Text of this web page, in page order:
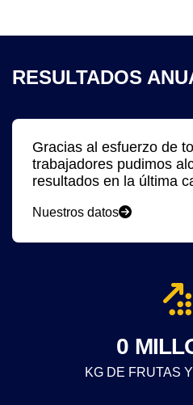
RESULTADOS
Gracias al esfuerzo de
trabajadores pudimos
resultados en la última
Nuestros datos
0
KG DE FRUTAS